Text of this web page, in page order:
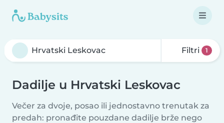
Filtri 1
Dadilje u Hrvatski Leskovac
Večer za dvoje, posao ili jednostavno trenutak za
predah: pronađite pouzdane dadilje brže nego